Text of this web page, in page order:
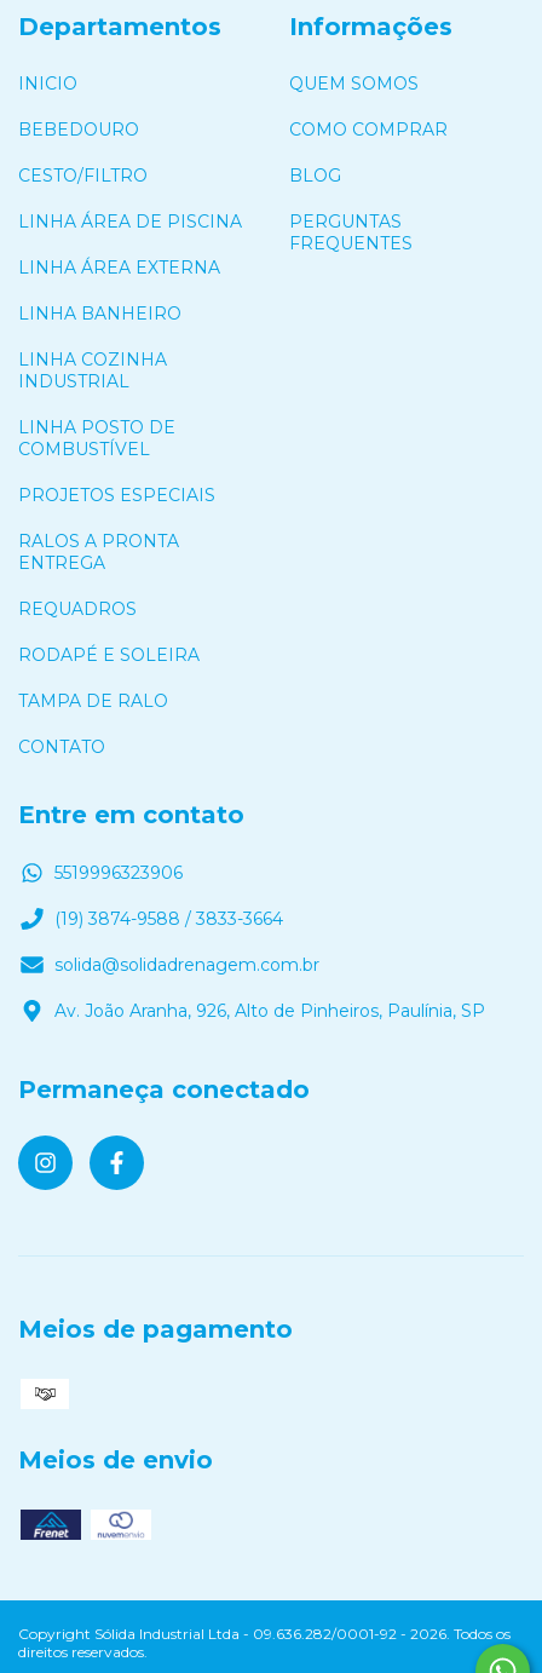
Departamentos
INICIO
BEBEDOURO
CESTO/FILTRO
LINHA ÁREA DE PISCINA
LINHA ÁREA EXTERNA
LINHA BANHEIRO
LINHA COZINHA
INDUSTRIAL
LINHA POSTO DE
COMBUSTÍVEL
PROJETOS ESPECIAIS
RALOS A PRONTA
ENTREGA
REQUADROS
RODAPÉ E SOLEIRA
TAMPA DE RALO
CONTATO
Informações
QUEM SOMOS
COMO COMPRAR
BLOG
PERGUNTAS
FREQUENTES
Entre em contato
5519996323906
(19) 3874-9588 / 3833-3664
solida@solidadrenagem.com.br
Av. João Aranha, 926, Alto de Pinheiros, Paulínia, SP
Permaneça conectado
Meios de pagamento
Meios de envio
Copyright Sólida Industrial Ltda - 09.636.282/0001-92 - 2026. Todos os
direitos reservados.